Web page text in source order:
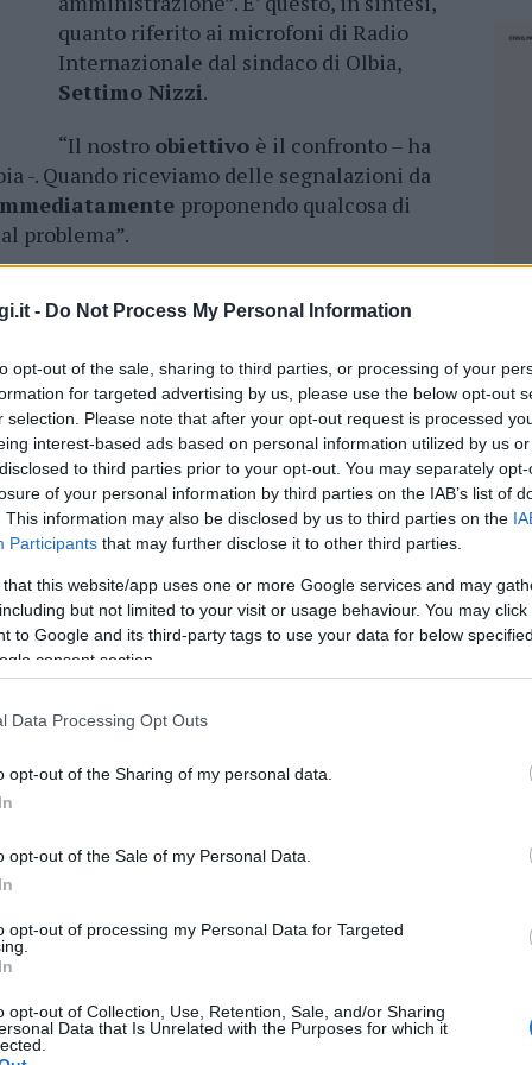
- Do Not Process My Personal Information
opt-out of the sale, sharing to third parties, or processing of your
for targeted advertising by us, please use the below opt-out
selection. Please note that after your opt-out request is processed
interest-based ads based on personal information utilized by us
to third parties prior to your opt-out. You may separately
of your personal information by third parties on the IAB’s list of
This information may also be disclosed by us to third parties on the
Participants that may further disclose it to other third parties.
that this website/app uses one or more Google services and may
but not limited to your visit or usage behaviour. You may
to Google and its third-party tags to use your data for below
consent section.
Data Processing Opt Outs
opt-out of the Sharing of my personal data.
opt-out of the Sale of my Personal Data.
opt-out of processing my Personal Data for Targeted
opt-out of Collection, Use, Retention, Sale, and/or Sharing
Data that Is Unrelated with the Purposes for which it
quanto riferito ai microfoni di Radio
Internazionale dal sindaco di Olbia,
Settimo Nizzi.
“Il nostro obiettivo è il confronto – ha
-. Quando riceviamo delle segnalazioni da
proponendo qualcosa di
problema”.
fatti un programma di cosa fare in città.
altri sono ancora in cantiere: certamente
mandatotutti i quartieri di Olbia siano
La priorità è ovviamente incontrare la
assieme, dimostrando così di voler fare
si fermerà solamente ai quartieri limitrofi
quartieri della città più lontani dal centro
concreto”, conclude Nizzi.
nella sezione